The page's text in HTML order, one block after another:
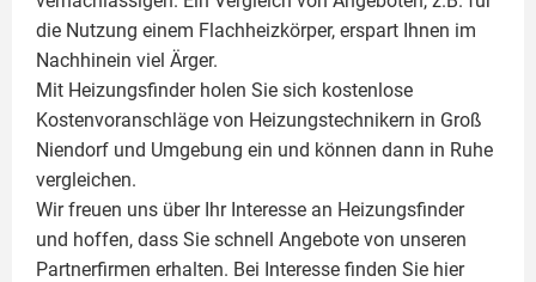
die Nutzung einem Flachheizkörper, erspart Ihnen im
Nachhinein viel Ärger.
Mit Heizungsfinder holen Sie sich kostenlose
Kostenvoranschläge von Heizungstechnikern in Groß
Niendorf und Umgebung ein und können dann in Ruhe
vergleichen.
Wir freuen uns über Ihr Interesse an Heizungsfinder
und hoffen, dass Sie schnell Angebote von unseren
Partnerfirmen erhalten. Bei Interesse finden Sie hier